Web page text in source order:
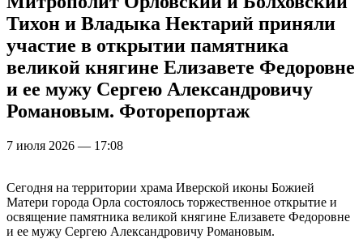
Тихон и Владыка Нектарий приняли
участие в открытии памятника
великой княгине Елизавете Федоровне
и ее мужу Сергею Александровичу
Романовым. Фоторепортаж
7 июля 2026 — 17:08
Сегодня на территории храма Иверской иконы Божией
Матери города Орла состоялось торжественное открытие и
освящение памятника великой княгине Елизавете Федоровне
и ее мужу Сергею Александровичу Романовым.